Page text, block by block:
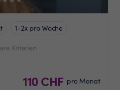
1-2x pro Woche
Kriterien
110 CHF pro Monat